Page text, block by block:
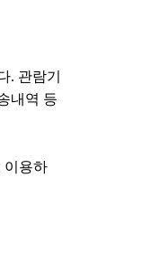
. 관람기
내역 등
이용하